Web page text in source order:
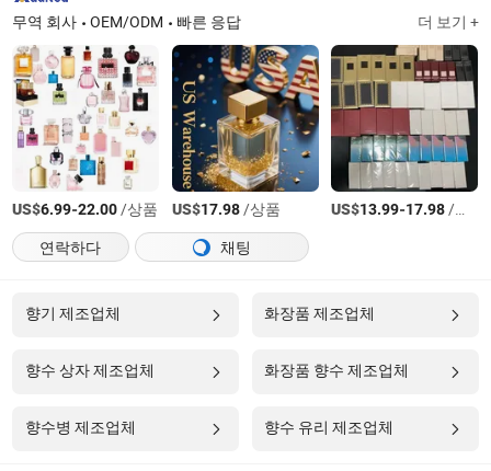
무역 회사 OEM/ODM 빠른 응답 더 보기 +
US$6.99-22.00/상품 US$17.98/상품 US$13.99-17.98/상품
연락하다
채팅
향기 제조업체 화장품 제조업체
향수 상자 제조업체 화장품 향수 제조업체
향수병 제조업체 향수 유리 제조업체